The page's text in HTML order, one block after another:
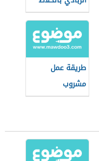
طريقة عمل
مشروب
الشوكولاتة